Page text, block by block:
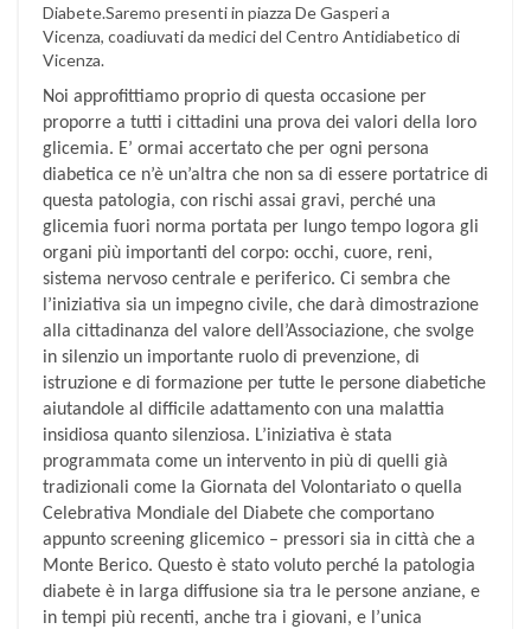
Diabete.Saremo presenti in piazza De Gasperi a
Vicenza, coadiuvati da medici del Centro Antidiabetico di
Vicenza.
Noi approfittiamo proprio di questa occasione per
proporre a tutti i cittadini una prova dei valori della loro
glicemia. E’ ormai accertato che per ogni persona
diabetica ce n’è un’altra che non sa di essere portatrice di
questa patologia, con rischi assai gravi, perché una
glicemia fuori norma portata per lungo tempo logora gli
organi più importanti del corpo: occhi, cuore, reni,
sistema nervoso centrale e periferico. Ci sembra che
l’iniziativa sia un impegno civile, che darà dimostrazione
alla cittadinanza del valore dell’Associazione, che svolge
in silenzio un importante ruolo di prevenzione, di
istruzione e di formazione per tutte le persone diabetiche
aiutandole al difficile adattamento con una malattia
insidiosa quanto silenziosa. L’iniziativa è stata
programmata come un intervento in più di quelli già
tradizionali come la Giornata del Volontariato o quella
Celebrativa Mondiale del Diabete che comportano
appunto screening glicemico – pressori sia in città che a
Monte Berico. Questo è stato voluto perché la patologia
diabete è in larga diffusione sia tra le persone anziane, e
in tempi più recenti, anche tra i giovani, e l’unica